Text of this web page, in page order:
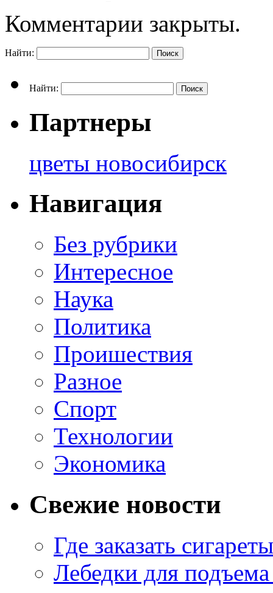
Комментарии закрыты.
Найти:
Найти:
Партнеры
цветы новосибирск
Навигация
Без рубрики
Интересное
Наука
Политика
Проишествия
Разное
Спорт
Технологии
Экономика
Свежие новости
Где заказать
Лебедки для